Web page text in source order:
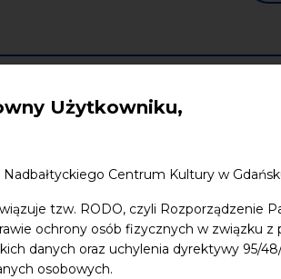
Użytkowniku,
Centrum Kultury w
tzw. RODO, czyli Rozporządzenie
ochrony osób fizycznych w związku
danych oraz uchylenia dyrektywy 95/
osobowych.
Warsztaty wydarzenia bezpłatne
Edukacja Badania